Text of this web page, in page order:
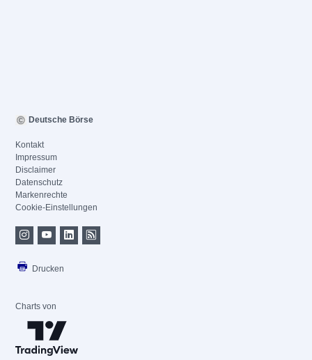
Deutsche Börse
Kontakt
Impressum
Disclaimer
Datenschutz
Markenrechte
Cookie-Einstellungen
Drucken
Charts von